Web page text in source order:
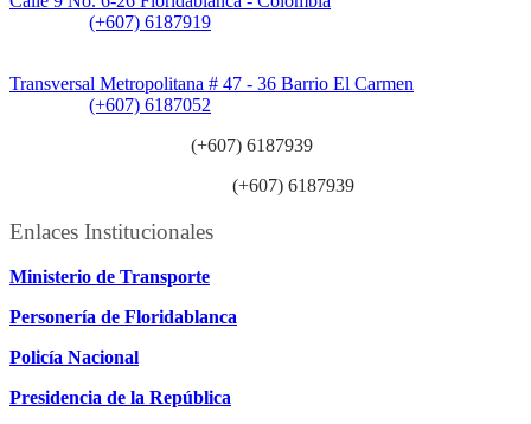
(+607) 6187919
Transversal Metropolitana # 47 - 36 Barrio El Carmen
(+607) 6187052
(+607) 6187939
(+607) 6187939
Enlaces Institucionales
Ministerio de Transporte
Personería de Floridablanca
Policía Nacional
Presidencia de la República